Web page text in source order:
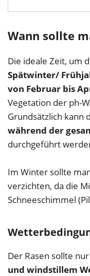
Wann sollte
Die ideale Zeit, um
Spätwinter/
von Februar bis
Vegetation der ph-
Grundsätzlich kann
während der
durchgeführt
Im Winter sollte
verzichten, da die
Schneeschimmel
Der Rasen sollte
und windstillem